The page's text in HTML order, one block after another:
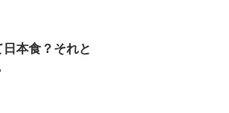
本食？それと